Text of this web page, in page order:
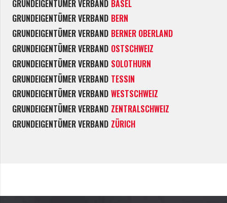
GRUNDEIGENTÜMER VERBAND BASEL
GRUNDEIGENTÜMER VERBAND BERN
GRUNDEIGENTÜMER VERBAND BERNER OBERLAND
GRUNDEIGENTÜMER VERBAND OSTSCHWEIZ
GRUNDEIGENTÜMER VERBAND SOLOTHURN
GRUNDEIGENTÜMER VERBAND TESSIN
GRUNDEIGENTÜMER VERBAND WESTSCHWEIZ
GRUNDEIGENTÜMER VERBAND ZENTRALSCHWEIZ
GRUNDEIGENTÜMER VERBAND ZÜRICH